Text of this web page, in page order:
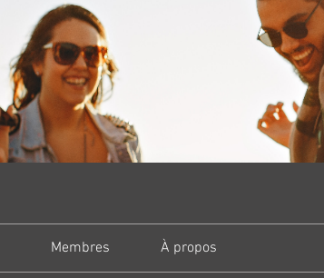
Membres À propos